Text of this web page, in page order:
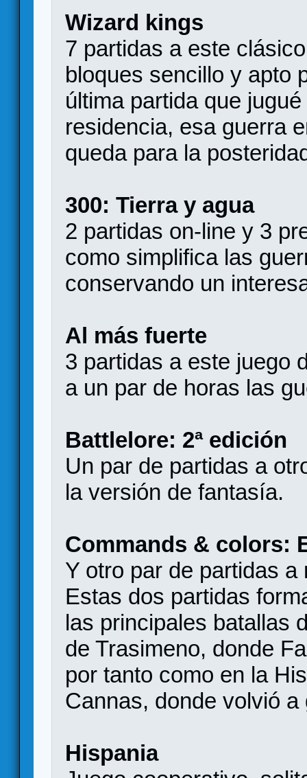
Wizard kings
7 partidas a este
bloques sencillo y apto
última partida que
residencia, esa guerra
queda para la
300: Tierra y agua
2 partidas on-line y 3
como simplifica las
conservando un
Al más fuerte
3 partidas a este juego
a un par de horas las
Battlelore: 2ª edición
Un par de partidas a
la versión de fantasía.
Commands & colors:
Y otro par de partidas
Estas dos partidas
las principales batallas
de Trasimeno, donde
por tanto como en la
Cannas, donde volvió
Hispania